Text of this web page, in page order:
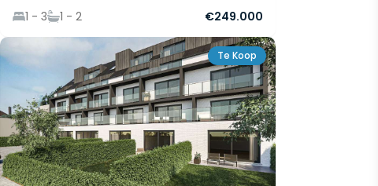
1 - 3
1 - 2 €249.000
Te Koop